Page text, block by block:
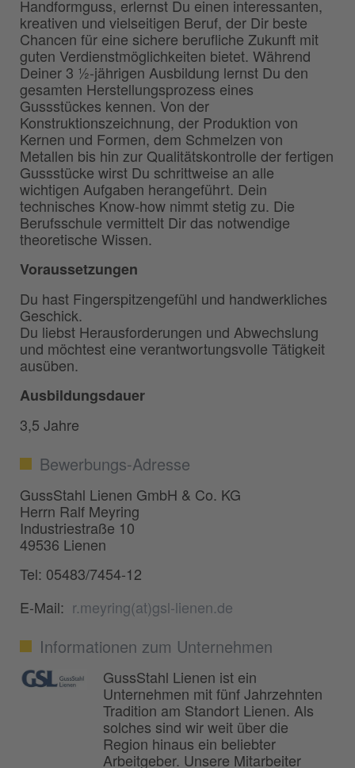
Handformguss, erlernst Du einen interessanten,
kreativen und vielseitigen Beruf, der Dir beste
Chancen für eine sichere berufliche Zukunft mit
guten Verdienstmöglichkeiten bietet. Während
Deiner 3 ½-jährigen Ausbildung lernst Du den
gesamten Herstellungsprozess eines
Gussstückes kennen. Von der
Konstruktionszeichnung, der Produktion von
Kernen und Formen, dem Schmelzen von
Metallen bis hin zur Qualitätskontrolle der fertigen
Gussstücke wirst Du schrittweise an alle
wichtigen Aufgaben herangeführt. Dein
technisches Know-how nimmt stetig zu. Die
Berufsschule vermittelt Dir das notwendige
theoretische Wissen.
Voraussetzungen
Du hast Fingerspitzengefühl und handwerkliches
Geschick.
Du liebst Herausforderungen und Abwechslung
und möchtest eine verantwortungsvolle Tätigkeit
ausüben.
Ausbildungsdauer
3,5 Jahre
Bewerbungs-Adresse
GussStahl Lienen GmbH & Co. KG
Herrn Ralf Meyring
Industriestraße 10
49536 Lienen
Tel: 05483/7454-12
E-Mail: r.meyring(at)gsl-lienen.de
Informationen zum Unternehmen
GussStahl Lienen ist ein
Unternehmen mit fünf Jahrzehnten
Tradition am Standort Lienen. Als
solches sind wir weit über die
Region hinaus ein beliebter
Arbeitgeber. Unsere Mitarbeiter